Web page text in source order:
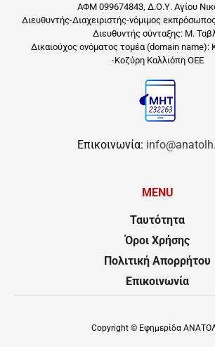
ΑΦΜ 099674843, Δ.Ο.Υ. Αγίου
Διευθυντής-Διαχειριστής-νόμιμος
Διευθυντής σύνταξης: Μ.
Δικαιούχος ονόματος τομέα (domain name):
-Κοζύρη Καλλιόπη ΟΕΕ
Επικοινωνία:
MENU
Ταυτότητα
Όροι Χρήσης
Πολιτική Απορρήτου
Επικοινωνία
Copyright © Εφημερίδα